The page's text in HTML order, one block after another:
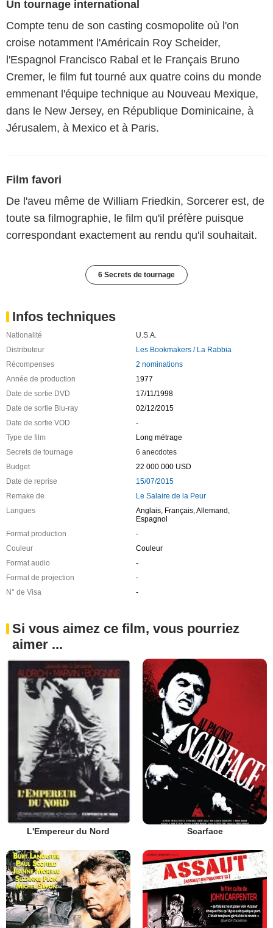
Un tournage international
Compte tenu de son casting cosmopolite où l'on
croise notamment l'Américain Roy Scheider,
l'Espagnol Francisco Rabal et le Français Bruno
Cremer, le film fut tourné aux quatre coins du monde
emmenant l'équipe technique au Nouveau Mexique,
dans le New Jersey, en République Dominicaine, à
Jérusalem, à Mexico et à Paris.
Film favori
De l'aveu même de William Friedkin, Sorcerer est, de
toute sa filmographie, le film qu'il préfère puisque
correspondant exactement au rendu qu'il souhaitait.
6 Secrets de tournage
Infos techniques
Nationalité
U.S.A.
Distributeur
Les Bookmakers / La Rabbia
Récompenses
2 nominations
Année de production
1977
Date de sortie DVD
17/11/1998
Date de sortie Blu-ray
02/12/2015
Date de sortie VOD
-
Type de film
Long métrage
Secrets de tournage
6 anecdotes
Budget
22 000 000 USD
Date de reprise
15/07/2015
Remake de
Le Salaire de la Peur
Langues
Anglais, Français, Allemand,
Espagnol
Format production
-
Couleur
Couleur
Format audio
-
Format de projection
-
N° de Visa
-
Si vous aimez ce film, vous pourriez
aimer ...
L'Empereur du Nord Scarface